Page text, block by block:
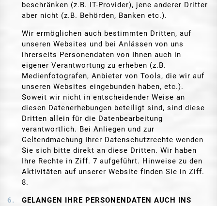
beschränken (z.B. IT-Provider), jene anderer Dritter
aber nicht (z.B. Behörden, Banken etc.).
Wir ermöglichen auch bestimmten Dritten, auf
unseren Websites und bei Anlässen von uns
ihrerseits Personendaten von Ihnen auch in
eigener Verantwortung zu erheben (z.B.
Medienfotografen, Anbieter von Tools, die wir auf
unseren Websites eingebunden haben, etc.).
Soweit wir nicht in entscheidender Weise an
diesen Datenerhebungen beteiligt sind, sind diese
Dritten allein für die Datenbearbeitung
verantwortlich. Bei Anliegen und zur
Geltendmachung Ihrer Datenschutzrechte wenden
Sie sich bitte direkt an diese Dritten. Wir haben
Ihre Rechte in Ziff. 7 aufgeführt. Hinweise zu den
Aktivitäten auf unserer Website finden Sie in Ziff.
8.
GELANGEN IHRE PERSONENDATEN AUCH INS